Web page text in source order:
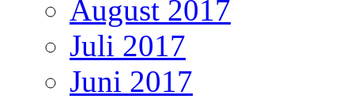
August 2017
Juli 2017
Juni 2017